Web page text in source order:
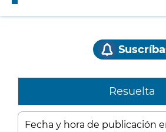
Resuelta
Fecha y hora de publicación